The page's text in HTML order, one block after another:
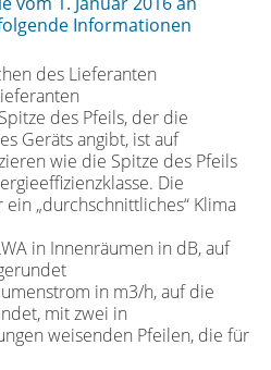
Informationen
des Lieferanten
des Pfeils, der die
Geräts angibt, ist auf
wie die Spitze des Pfeils
Die
„durchschnittliches“ Klima
in Innenräumen in dB, auf
in m3/h, auf die
mit zwei in
weisenden Pfeilen, die für